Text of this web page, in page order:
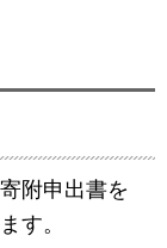
附申出書を
す。